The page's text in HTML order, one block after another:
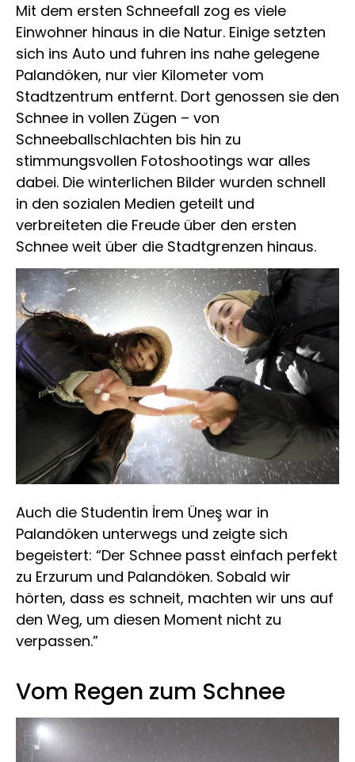
Mit dem ersten Schneefall zog es viele
Einwohner hinaus in die Natur. Einige setzten
sich ins Auto und fuhren ins nahe gelegene
Palandöken, nur vier Kilometer vom
Stadtzentrum entfernt. Dort genossen sie den
Schnee in vollen Zügen – von
Schneeballschlachten bis hin zu
stimmungsvollen Fotoshootings war alles
dabei. Die winterlichen Bilder wurden schnell
in den sozialen Medien geteilt und
verbreiteten die Freude über den ersten
Schnee weit über die Stadtgrenzen hinaus.
Auch die Studentin İrem Üneş war in
Palandöken unterwegs und zeigte sich
begeistert: “Der Schnee passt einfach perfekt
zu Erzurum und Palandöken. Sobald wir
hörten, dass es schneit, machten wir uns auf
den Weg, um diesen Moment nicht zu
verpassen.”
Vom Regen zum Schnee